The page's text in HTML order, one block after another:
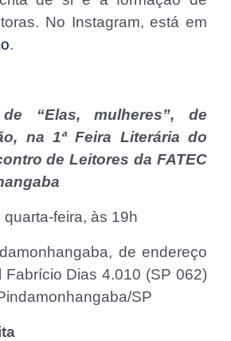
No Instagram, está em
.
de “Elas, mulheres”, de
na 1ª Feira Literária do
de Leitores da FATEC
quarta-feira, às 19h
de endereço
Fabrício Dias 4.010 (SP 062)
SP